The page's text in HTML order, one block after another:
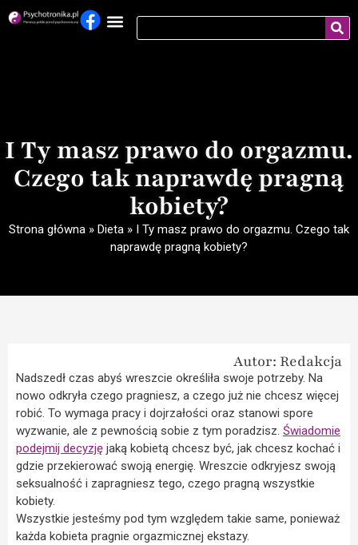
I Ty masz prawo do orgazmu.
Czego tak naprawdę pragną
kobiety?
Strona główna » Dieta » I Ty masz prawo do orgazmu. Czego tak
naprawdę pragną kobiety?
Autor: Redakcja
Nadszedł czas abyś wreszcie określiła swoje potrzeby. Na
nowo odkryła czego pragniesz, a czego już nie chcesz więcej
robić. To wymaga pracy i dojrzałości oraz stanowi spore
wyzwanie, ale z pewnością sobie z tym poradzisz. Świadomie
podejmij decyzję jaką kobietą chcesz być, jak chcesz kochać i
gdzie przekierować swoją energię. Wreszcie odkryjesz swoją
seksualność i zapragniesz tego, czego pragną wszystkie
kobiety.
Wszystkie jesteśmy pod tym względem takie same, ponieważ
każda kobieta pragnie orgazmicznej ekstazy.